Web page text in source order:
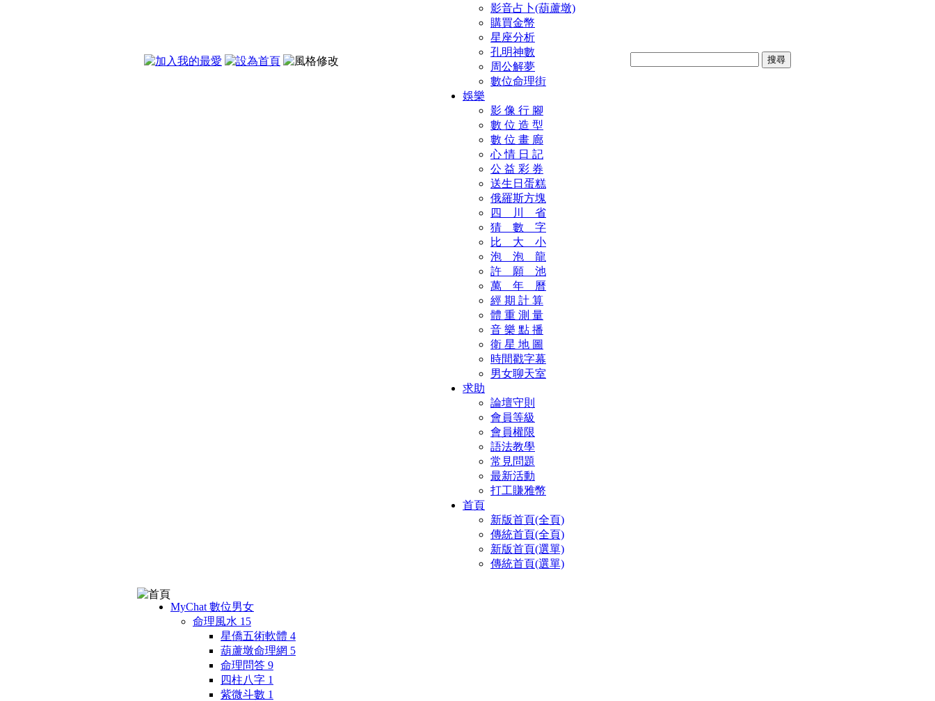
影音占卜(葫蘆墩)
購買金幣
星座分析
孔明神數
周公解夢
數位命理街
娛樂
影 像 行 腳
數 位 造 型
數 位 畫 廊
心 情 日 記
公 益 彩 券
送生日蛋糕
俄羅斯方塊
四 川 省
猜 數 字
比 大 小
泡 泡 龍
許 願 池
萬 年 曆
經 期 計 算
體 重 測 量
音 樂 點 播
衛 星 地 圖
時間戳字幕
男女聊天室
求助
論壇守則
會員等級
會員權限
語法教學
常見問題
最新活動
打工賺雅幣
首頁
新版首頁(全頁)
傳統首頁(全頁)
新版首頁(選單)
傳統首頁(選單)
MyChat 數位男女
命理風水 15
星僑五術軟體 4
葫蘆墩命理網 5
命理問答 9
四柱八字 1
紫微斗數 1